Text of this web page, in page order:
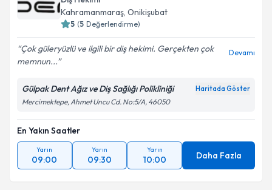
Kahramanmaraş, Onikişubat
5 (5 Değerlendirme)
Çok güleryüzlü ve ilgili bir diş hekimi. Gerçekten çok
memnun...
Devamı
Gülpak Dent Ağız ve Diş Sağlığı Polikliniği Haritada Göster
Mercimektepe, Ahmet Uncu Cd. No:5/A, 46050
En Yakın Saatler
Yarın
09:00
Yarın
09:30
Yarın
10:00 Daha Fazla